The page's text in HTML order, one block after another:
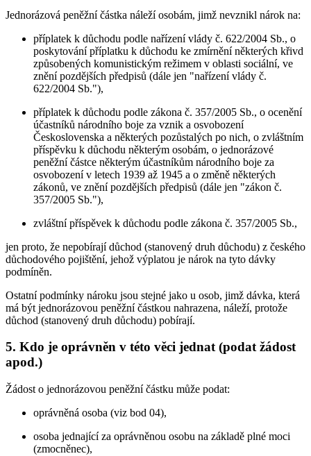
Jednorázová peněžní částka náleží osobám, jimž nevznikl nárok na:
příplatek k důchodu podle nařízení vlády č. 622/2004 Sb., o
poskytování příplatku k důchodu ke zmírnění některých křivd
způsobených komunistickým režimem v oblasti sociální, ve
znění pozdějších předpisů (dále jen "nařízení vlády č.
622/2004 Sb."),
příplatek k důchodu podle zákona č. 357/2005 Sb., o ocenění
účastníků národního boje za vznik a osvobození
Československa a některých pozůstalých po nich, o zvláštním
příspěvku k důchodu některým osobám, o jednorázové
peněžní částce některým účastníkům národního boje za
osvobození v letech 1939 až 1945 a o změně některých
zákonů, ve znění pozdějších předpisů (dále jen "zákon č.
357/2005 Sb."),
zvláštní příspěvek k důchodu podle zákona č. 357/2005 Sb.,
jen proto, že nepobírají důchod (stanovený druh důchodu) z českého
důchodového pojištění, jehož výplatou je nárok na tyto dávky
podmíněn.
Ostatní podmínky nároku jsou stejné jako u osob, jimž dávka, která
má být jednorázovou peněžní částkou nahrazena, náleží, protože
důchod (stanovený druh důchodu) pobírají.
5. Kdo je oprávněn v této věci jednat (podat žádost
apod.)
Žádost o jednorázovou peněžní částku může podat:
oprávněná osoba (viz bod 04),
osoba jednající za oprávněnou osobu na základě plné moci
(zmocněnec),